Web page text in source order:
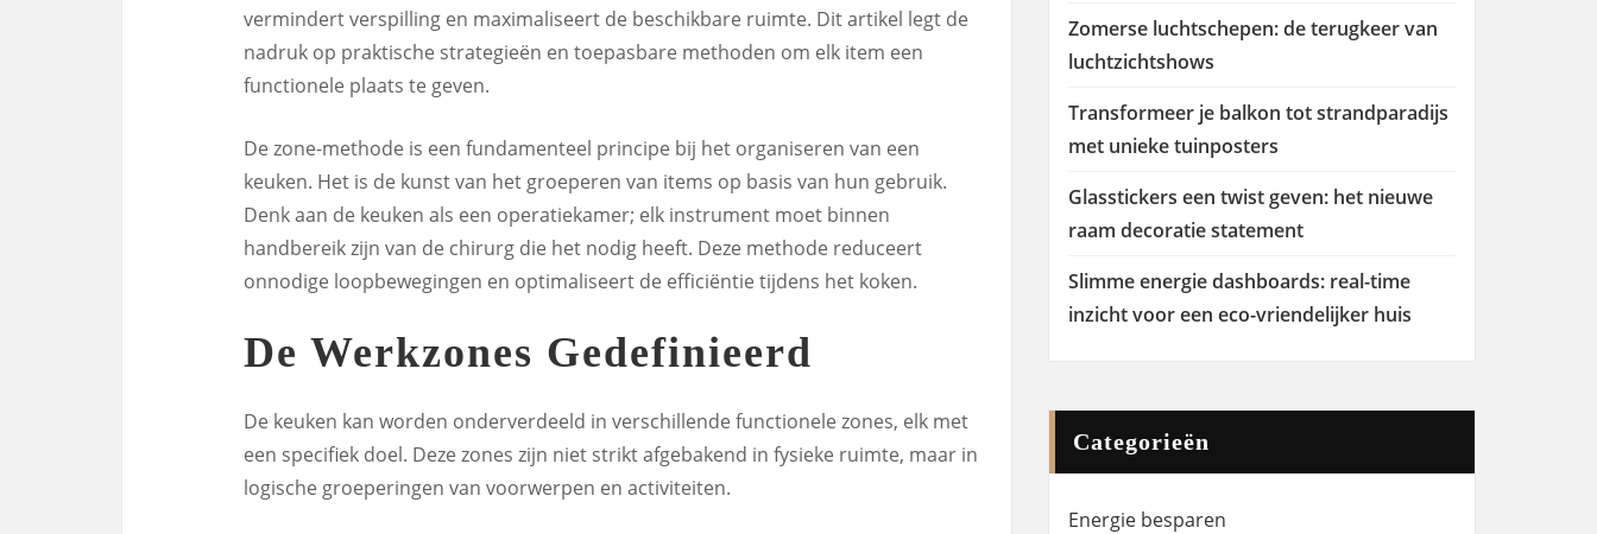
vermindert verspilling en maximaliseert de beschikbare ruimte. Dit artikel legt de
nadruk op praktische strategieën en toepasbare methoden om elk item een
functionele plaats te geven.
De zone-methode is een fundamenteel principe bij het organiseren van een
keuken. Het is de kunst van het groeperen van items op basis van hun gebruik.
Denk aan de keuken als een operatiekamer; elk instrument moet binnen
handbereik zijn van de chirurg die het nodig heeft. Deze methode reduceert
onnodige loopbewegingen en optimaliseert de efficiëntie tijdens het koken.
De Werkzones Gedefinieerd
De keuken kan worden onderverdeeld in verschillende functionele zones, elk met
een specifiek doel. Deze zones zijn niet strikt afgebakend in fysieke ruimte, maar in
logische groeperingen van voorwerpen en activiteiten.
Zomerse luchtschepen: de terugkeer van
luchtzichtshows
Transformeer je balkon tot strandparadijs
met unieke tuinposters
Glasstickers een twist geven: het nieuwe
raam decoratie statement
Slimme energie dashboards: real-time
inzicht voor een eco-vriendelijker huis
Categorieën
Energie besparen